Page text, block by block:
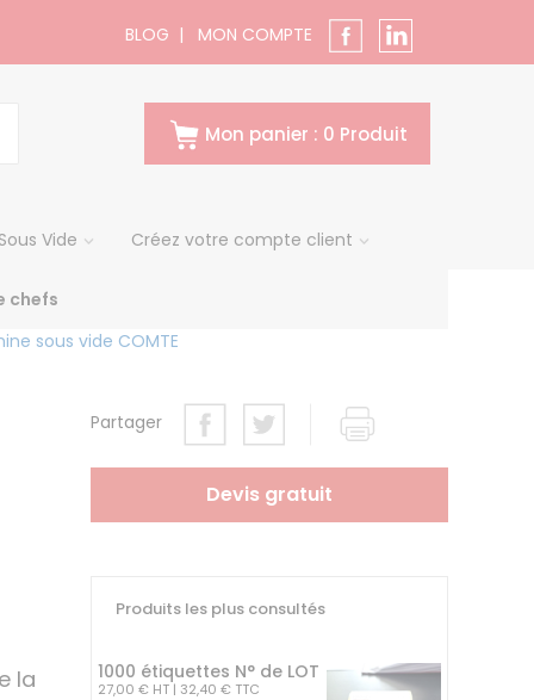
BLOG | MON COMPTE
Mon panier : 0 Produit
Vide Créez votre compte client
chefs
sous vide COMTE
la
Partager
Devis gratuit
Produits les plus consultés
1000 étiquettes N° de LOT
27,00 € HT | 32,40 € TTC